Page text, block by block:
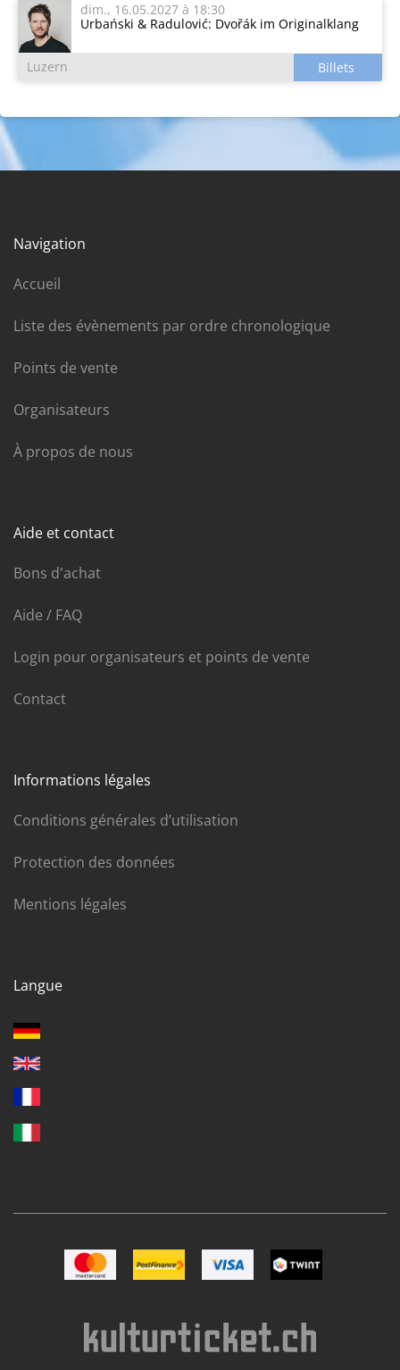
dim., 16.05.2027 à 18:30
Urbański & Radulović: Dvořák im Originalklang
Luzern
Navigation
Accueil
Liste des évènements par ordre chronologique
Points de vente
Organisateurs
À propos de nous
Aide et contact
Bons d'achat
Aide / FAQ
Login pour organisateurs et points de vente
Contact
Informations légales
Conditions générales d’utilisation
Protection des données
Mentions légales
Langue
Image MastercardImage Postfinance
Image VISAImage TWINT